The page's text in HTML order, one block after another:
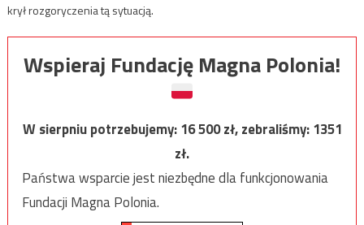
krył rozgoryczenia tą sytuacją.
Wspieraj Fundację Magna Polonia!
W sierpniu potrzebujemy:16 500zł, zebraliśmy:1351
zł.
Państwa wsparcie jest niezbędne dla funkcjonowania
Fundacji Magna Polonia.